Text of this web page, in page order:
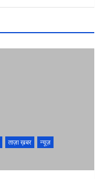
ताज़ा ख़बर
न्यूज़